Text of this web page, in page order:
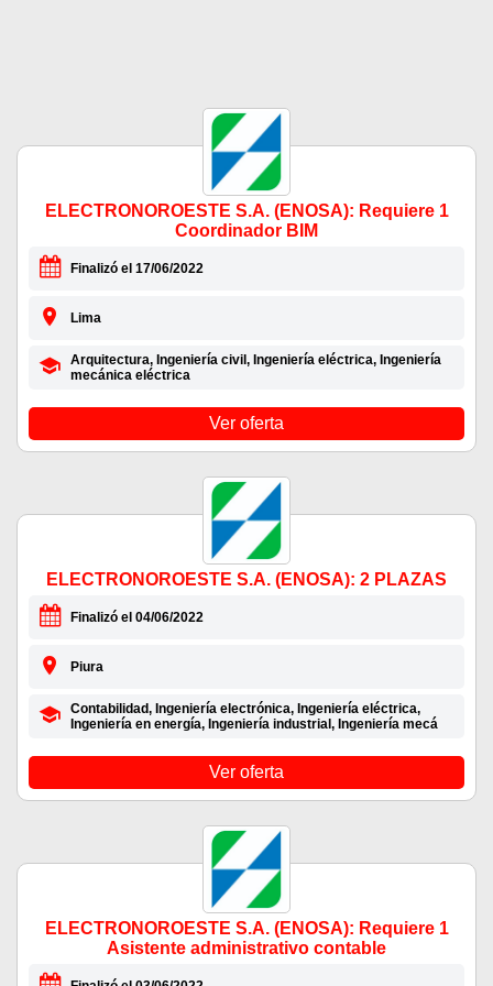
ELECTRONOROESTE S.A. (ENOSA): Requiere 1
Coordinador BIM
Finalizó el 17/06/2022
Lima
Arquitectura, Ingeniería civil, Ingeniería eléctrica, Ingeniería
mecánica eléctrica
Ver oferta
ELECTRONOROESTE S.A. (ENOSA): 2 PLAZAS
Finalizó el 04/06/2022
Piura
Contabilidad, Ingeniería electrónica, Ingeniería eléctrica,
Ingeniería en energía, Ingeniería industrial, Ingeniería mecá
Ver oferta
ELECTRONOROESTE S.A. (ENOSA): Requiere 1
Asistente administrativo contable